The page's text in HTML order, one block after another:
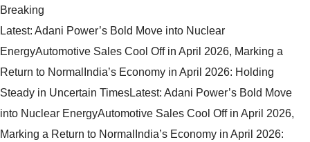
Breaking
Latest: Adani Power’s Bold Move into Nuclear
EnergyAutomotive Sales Cool Off in April 2026, Marking a
Return to Normal India’s Economy in April 2026: Holding
Steady in Uncertain TimesLatest: Adani Power’s Bold Move
into Nuclear EnergyAutomotive Sales Cool Off in April 2026,
Marking a Return to Normal India’s Economy in April 2026: